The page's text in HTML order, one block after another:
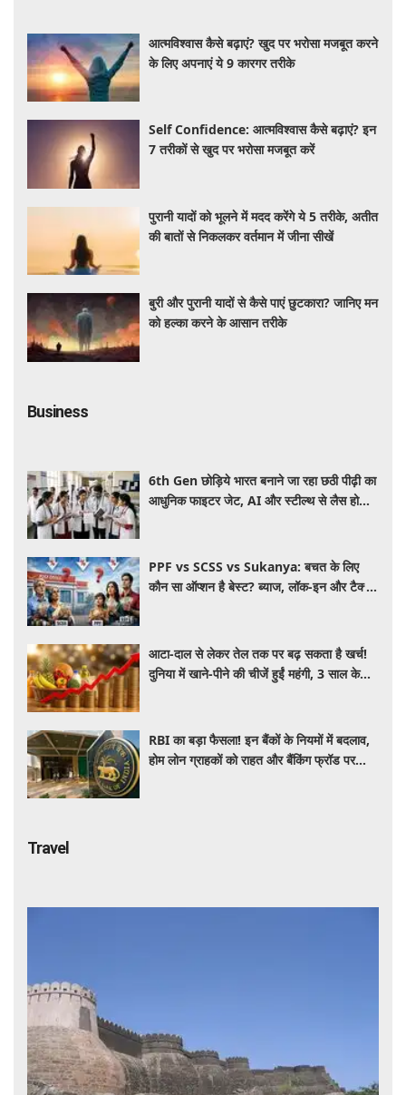
आत्मविश्वास कैसे बढ़ाएं? खुद पर भरोसा मजबूत करने
के लिए अपनाएं ये 9 कारगर तरीके
Self Confidence: आत्मविश्वास कैसे बढ़ाएं? इन
7 तरीकों से खुद पर भरोसा मजबूत करें
पुरानी यादों को भूलने में मदद करेंगे ये 5 तरीके, अतीत
की बातों से निकलकर वर्तमान में जीना सीखें
बुरी और पुरानी यादों से कैसे पाएं छुटकारा? जानिए मन
को हल्का करने के आसान तरीके
Business
6th Gen छोड़िये भारत बनाने जा रहा छठी पीढ़ी का
आधुनिक फाइटर जेट, AI और स्टील्थ से लैस होगा
PPF vs SCSS vs Sukanya: बचत के लिए
कौन सा ऑप्शन है बेस्ट? ब्याज, लॉक-इन और टैक्स
आटा-दाल से लेकर तेल तक पर बढ़ सकता है खर्च!
दुनिया में खाने-पीने की चीजें हुईं महंगी, 3 साल के
RBI का बड़ा फैसला! इन बैंकों के नियमों में बदलाव,
होम लोन ग्राहकों को राहत और बैंकिंग फ्रॉड पर
Travel